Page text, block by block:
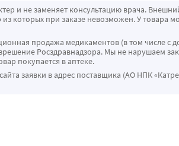
и не заменяет консультацию врача.
которых при заказе невозможен. У товара
продажа медикаментов (в том числе с
Росздравнадзора. Мы не нарушаем
покупается в аптеке.
заявки в адрес поставщика (АО НПК